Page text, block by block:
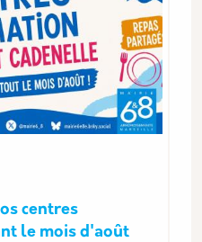
centres
le mois d'août